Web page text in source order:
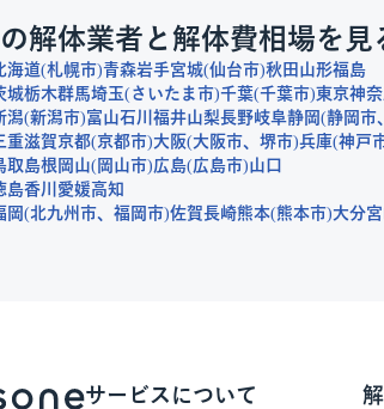
解体業者と解体費相場を見
海道 札幌市 青森岩手宮城 仙台市 秋田 山形福島
城栃木群馬埼玉 さいたま市 千葉 千葉市 東京神奈
潟 新潟市 富山石川 福井山梨長野岐阜静岡 静岡市
重滋賀京都 京都市 大阪 大阪市 堺市 兵庫 神戸
取 島根 岡山 岡山市 広島 広島市 山口
島香川 愛媛高知
岡 北九州市 福岡市 佐賀長崎熊本 熊本市 大分
サービスについて